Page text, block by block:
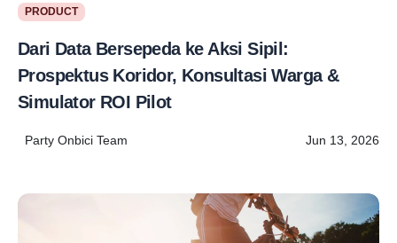
PRODUCT
Dari Data Bersepeda ke Aksi Sipil:
Prospektus Koridor, Konsultasi Warga &
Simulator ROI Pilot
Party Onbici Team Jun 13, 2026